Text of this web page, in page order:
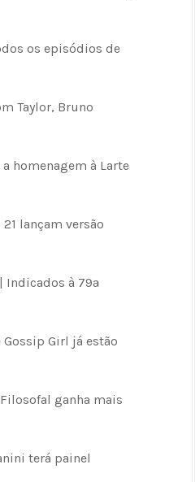
os episódios de
Taylor, Bruno
homenagem à Larte
lançam versão
Indicados à 79ª
Girl já estão
ganha mais
terá painel